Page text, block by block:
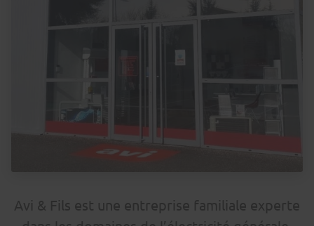
Avi & Fils est une entreprise familiale experte